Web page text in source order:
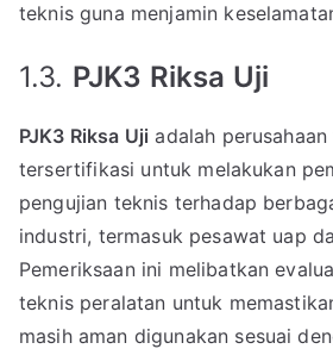
teknis guna menjamin
1.3. PJK3 Riksa Uji
PJK3 Riksa Uji adalah
tersertifikasi untuk melakukan
pengujian teknis terhadap
industri, termasuk pesawat uap
Pemeriksaan ini melibatkan
teknis peralatan untuk
masih aman digunakan sesuai